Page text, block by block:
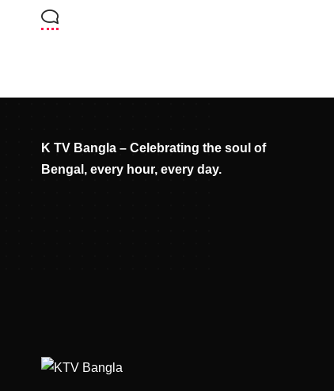
K TV Bangla – Celebrating the soul of
Bengal, every hour, every day.